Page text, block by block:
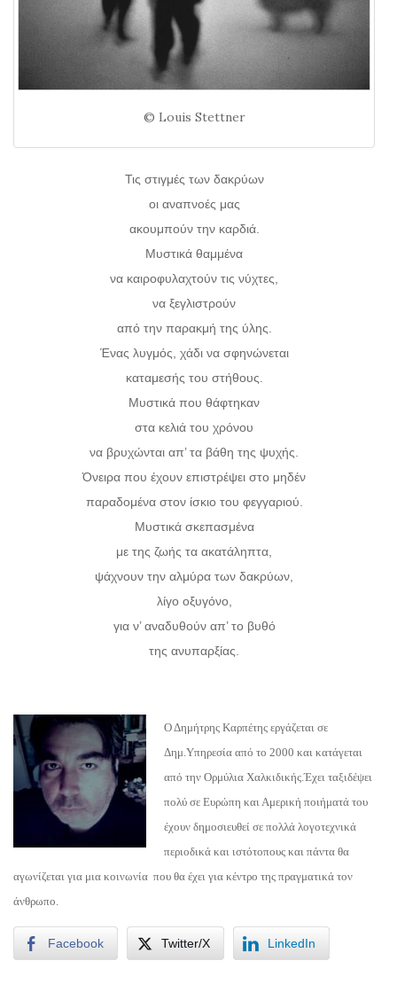
© Louis Stettner
Τις στιγμές των δακρύων
οι αναπνοές μας
ακουμπούν την καρδιά.
Μυστικά θαμμένα
να καιροφυλαχτούν τις νύχτες,
να ξεγλιστρούν
από την παρακμή της ύλης.
Ένας λυγμός, χάδι να σφηνώνεται
καταμεσής του στήθους.
Μυστικά που θάφτηκαν
στα κελιά του χρόνου
να βρυχώνται απ’ τα βάθη της ψυχής.
Όνειρα που έχουν επιστρέψει στο μηδέν
παραδομένα στον ίσκιο του φεγγαριού.
Μυστικά σκεπασμένα
με της ζωής τα ακατάληπτα,
ψάχνουν την αλμύρα των δακρύων,
λίγο οξυγόνο,
για ν’ αναδυθούν απ’ το βυθό
της ανυπαρξίας.
Ο Δημήτρης Καρπέτης εργάζεται σε
Δημ.Υπηρεσία από το 2000 και κατάγεται
από την Ορμύλια Χαλκιδικής.Έχει ταξιδέψει
πολύ σε Ευρώπη και Αμερική ποιήματά του
έχουν δημοσιευθεί σε πολλά λογοτεχνικά
περιοδικά και ιστότοπους και πάντα θα
αγωνίζεται για μια κοινωνία που θα έχει για κέντρο της πραγματικά τον
άνθρωπο.
Facebook Twitter/X LinkedIn